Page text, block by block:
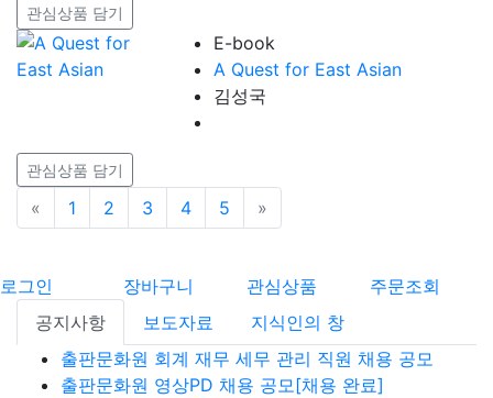
관심상품 담기
E-book
A Quest for East Asian
김성국
관심상품 담기
« 이전
1 2 3 4 5 »
로그인 장바구니 관심상품
주문조회
공지사항
보도자료
지식인의 창
출판문화원 회계 재무 세무 관리 직원 채용 공모
출판문화원 영상PD 채용 공모[채용 완료]